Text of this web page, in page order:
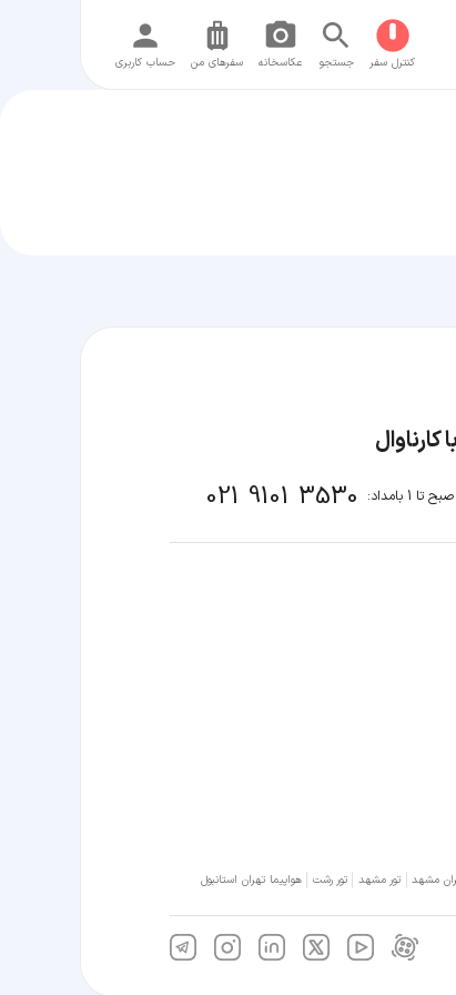
کنترل سفر جستجو عکاسخانه سفر‌های من حساب کاربری
021 9101 3530
مشهد تور مشهد تور رشت هواپیما تهران استانبول